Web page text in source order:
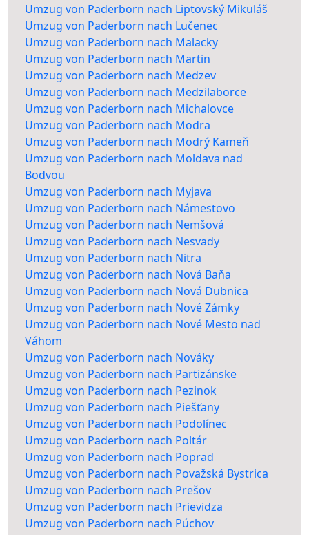
Umzug von Paderborn nach Liptovský Mikuláš
Umzug von Paderborn nach Lučenec
Umzug von Paderborn nach Malacky
Umzug von Paderborn nach Martin
Umzug von Paderborn nach Medzev
Umzug von Paderborn nach Medzilaborce
Umzug von Paderborn nach Michalovce
Umzug von Paderborn nach Modra
Umzug von Paderborn nach Modrý Kameň
Umzug von Paderborn nach Moldava nad
Bodvou
Umzug von Paderborn nach Myjava
Umzug von Paderborn nach Námestovo
Umzug von Paderborn nach Nemšová
Umzug von Paderborn nach Nesvady
Umzug von Paderborn nach Nitra
Umzug von Paderborn nach Nová Baňa
Umzug von Paderborn nach Nová Dubnica
Umzug von Paderborn nach Nové Zámky
Umzug von Paderborn nach Nové Mesto nad
Váhom
Umzug von Paderborn nach Nováky
Umzug von Paderborn nach Partizánske
Umzug von Paderborn nach Pezinok
Umzug von Paderborn nach Piešťany
Umzug von Paderborn nach Podolínec
Umzug von Paderborn nach Poltár
Umzug von Paderborn nach Poprad
Umzug von Paderborn nach Považská Bystrica
Umzug von Paderborn nach Prešov
Umzug von Paderborn nach Prievidza
Umzug von Paderborn nach Púchov